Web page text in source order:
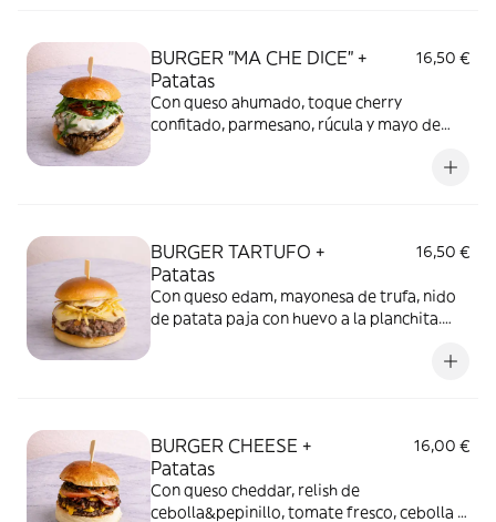
BURGER "MA CHE DICE" +
Patatas
16,50 €
Con queso ahumado, toque cherry
confitado, parmesano, rúcula y mayo de
BURGER TARTUFO +
Patatas
16,50 €
Con queso edam, mayonesa de trufa, nido
de patata paja con huevo a la planchita.
BURGER CHEESE +
Patatas
16,00 €
Con queso cheddar, relish de
cebolla&pepinillo, tomate fresco, cebolla a